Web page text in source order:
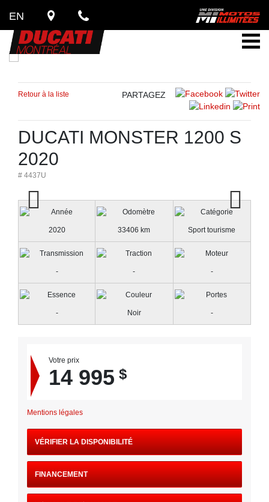
EN
Retour à la liste PARTAGEZ
DUCATI MONSTER 1200 S
2020
# 4437U
2020 33406 km Sport tourisme
- - -
- Noir -
Votre prix
14 995 $
Mentions légales
VÉRIFIER LA DISPONIBILITÉ
FINANCEMENT